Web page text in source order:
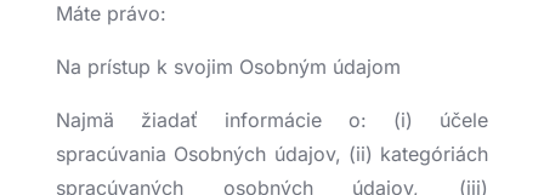
Máte právo:
Na prístup k svojim Osobným údajom
Najmä žiadať informácie o: (i) účele
spracúvania Osobných údajov, (ii) kategóriách
spracúvaných osobných údajov, (iii)